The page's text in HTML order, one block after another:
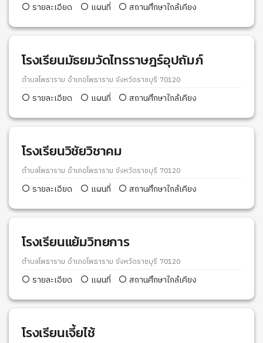
รายละเอียด แผนที่ สถานศึกษาใกล้เคียง
โรงเรียนมัธยมวัดไทรราษฎร์อุปถัมภ์
ตำบลโพธาราม อำเภอโพธาราม จังหวัดราชบุรี 70120
รายละเอียด แผนที่ สถานศึกษาใกล้เคียง
โรงเรียนวิชัยวิชาคม
ตำบลโพธาราม อำเภอโพธาราม จังหวัดราชบุรี 70120
รายละเอียด แผนที่ สถานศึกษาใกล้เคียง
โรงเรียนแย้มวิทยการ
ตำบลโพธาราม อำเภอโพธาราม จังหวัดราชบุรี 70120
รายละเอียด แผนที่ สถานศึกษาใกล้เคียง
โรงเรียนเจี้ยไช้